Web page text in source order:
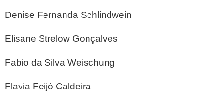
Denise Fernanda Schlindwein
Elisane Strelow Gonçalves
Fabio da Silva Weischung
Flavia Feijó Caldeira